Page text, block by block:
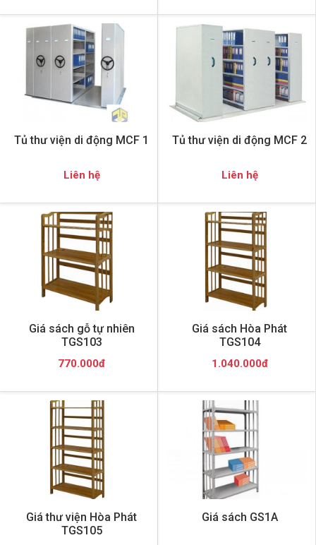
Tủ thư viện di động MCF 1
Liên hệ
Tủ thư viện di động MCF 2
Liên hệ
Giá sách gỗ tự nhiên
TGS103
770.000đ
Giá sách Hòa Phát
TGS104
1.040.000đ
Giá thư viện Hòa Phát
TGS105
Giá sách GS1A